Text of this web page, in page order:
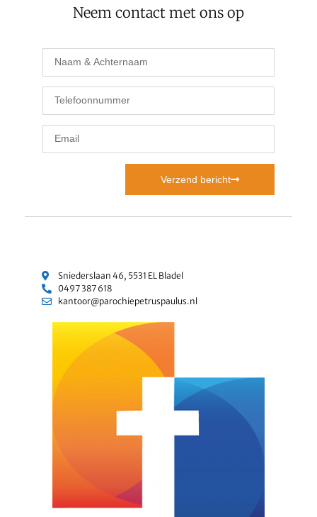
Neem contact met ons op
Verzend bericht
Sniederslaan 46, 5531 EL Bladel
0497 387 618
kantoor@parochiepetruspaulus.nl